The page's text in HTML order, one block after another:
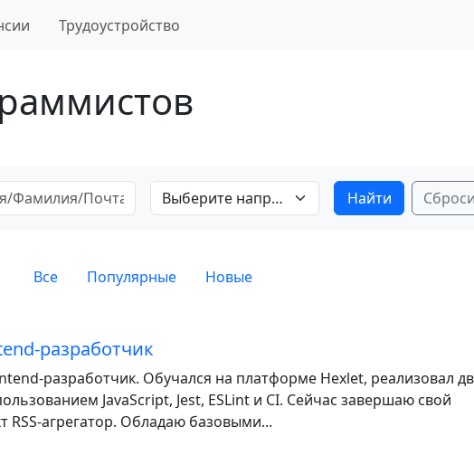
Трудоустройство
Выберите направление
Все Популярные Новые
разработчик
разработчик. Обучался на платформе Hexlet, реализовал
JavaScript, Jest, ESLint и CI. Сейчас завершаю свой
RSS-агрегатор. Обладаю базовыми...